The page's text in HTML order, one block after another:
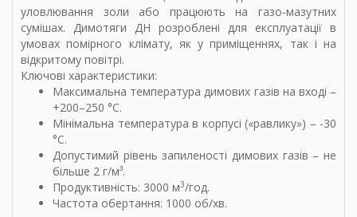
уловлювання золи або працюють на газо-мазутних
сумішах. Димотяги ДН розроблені для експлуатації в
умовах помірного клімату, як у приміщеннях, так і на
відкритому повітрі.
Ключові характеристики:
Максимальна температура димових газів на вході –
+200–250 °С.
Мінімальна температура в корпусі («равлику») – -30
°С.
Допустимий рівень запиленості димових газів – не
більше 2 г/м³.
Продуктивність: 3000 м3/год.
Частота обертання: 1000 об/хв.